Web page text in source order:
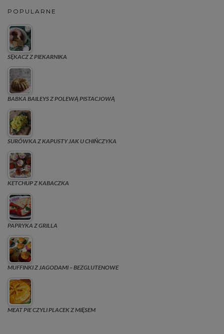
POPULARNE
SĘKACZ Z PIEKARNIKA
BABKA BAILEYS Z POLEWĄ PISTACJOWĄ
SURÓWKA Z KAPUSTY JAK U CHIŃCZYKA
KETCHUP Z KABACZKA
PAPRYKA Z GRILLA
MUFFINKI Z JAGODAMI – BEZGLUTENOWE
MEAT PIE CZYLI PLACEK Z MIĘSEM